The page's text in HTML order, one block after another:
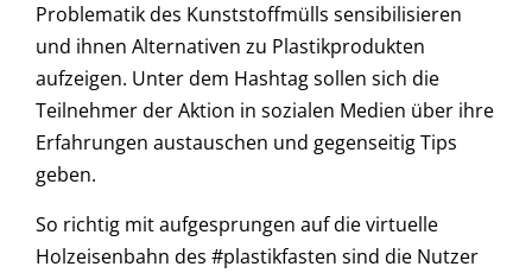
Problematik des Kunststoffmülls sensibilisieren
und ihnen Alternativen zu Plastikprodukten
aufzeigen. Unter dem Hashtag sollen sich die
Teilnehmer der Aktion in sozialen Medien über ihre
Erfahrungen austauschen und gegenseitig Tips
geben.
So richtig mit aufgesprungen auf die virtuelle
Holzeisenbahn des #plastikfasten sind die Nutzer